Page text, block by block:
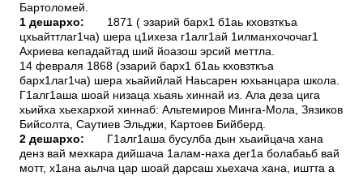
Бартоломей.
1 дешархо: 1871 ( эзарий барх1 б1аь кховзткъа
цхьайттлаг1ча) шера ц1ихеза г1алг1ай 1илманхочочаг1
Ахриева кепадайтад ший йоазош эрсий меттла.
14 февраля 1868 (эзарий барх1 б1аь кховзткъа
барх1лаг1ча) шера хьайийлай Наьсарен юхьанцара школа.
Г1алг1аша шоай низаца хьаяь хиннай из. Ала деза цига
хьийха хьехархой хиннаб: Альтемиров Минга-Мола, Зязиков
Бийсолта, Саутиев Эльджи, Картоев Бийберд.
2 дешархо: Г1алг1аша бусулба дын хьаийцача хана
денз вай мехкара дийшача 1алам-наха дег1а болабаьб вай
мотт, х1ана аьлча цар шоай дарсаш хьехача хана, иштта а